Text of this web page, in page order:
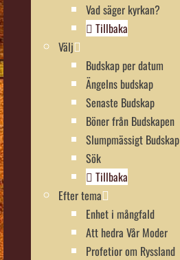
Vad säger kyrkan?
Tillbaka
Välj
Budskap per datum
Ängelns budskap
Senaste Budskap
Böner från Budskapen
Slumpmässigt Budskap
Sök
Tillbaka
Efter tema
Enhet i mångfald
Att hedra Vår Moder
Profetior om Ryssland